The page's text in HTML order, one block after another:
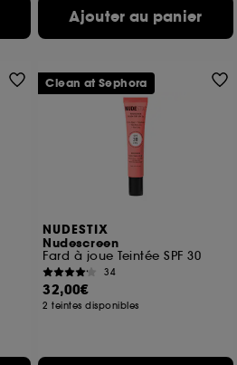
Ajouter au panier
NUDESTIX
Nudescreen
Fard à joue Teintée SPF 30
34
32,00€
2 teintes disponibles
Clean at Sephora